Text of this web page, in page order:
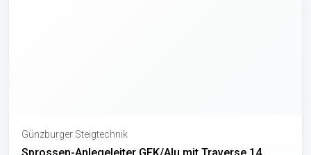
Günzburger Steigtechnik